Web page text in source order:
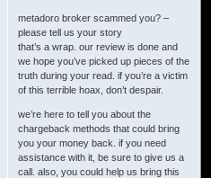
metadoro broker scammed you? –
please tell us your story
that’s a wrap. our review is done and
we hope you’ve picked up pieces of the
truth during your read. if you’re a victim
of this terrible hoax, don’t despair.
we’re here to tell you about the
chargeback methods that could bring
you your money back. if you need
assistance with it, be sure to give us a
call. also, you could help us bring this